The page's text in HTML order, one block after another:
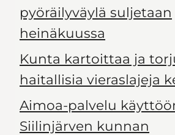
pyöräilyväylä suljetaan
heinäkuussa
Kunta kartoittaa ja
haitallisia vieraslajeja
Aimoa-palvelu
Siilinjärven kunnan